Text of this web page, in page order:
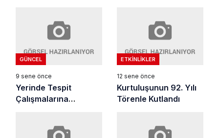
GÜNCEL
9 sene önce
Yerinde Tespit
Çalışmalarına
ETKINLIKLER
12 sene önce
Kurtuluşunun 92. Yılı
Törenle Kutlandı